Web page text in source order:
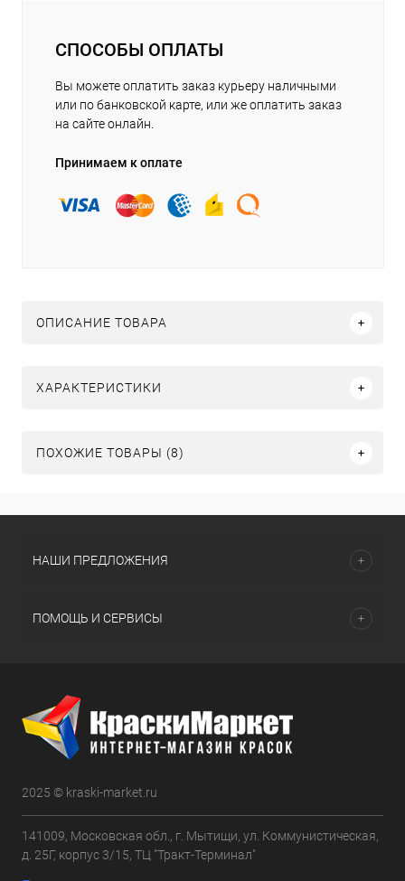
СПОСОБЫ ОПЛАТЫ
Вы можете оплатить заказ курьеру наличными
или по банковской карте, или же оплатить заказ
на сайте онлайн.
Принимаем к оплате
ОПИСАНИЕ ТОВАРА
ХАРАКТЕРИСТИКИ
ПОХОЖИЕ ТОВАРЫ (8)
НАШИ ПРЕДЛОЖЕНИЯ
ПОМОЩЬ И СЕРВИСЫ
2025 © kraski-market.ru
141009, Московская обл., г. Мытищи, ул. Коммунистическая,
д. 25Г, корпус 3/15, ТЦ "Тракт-Терминал"